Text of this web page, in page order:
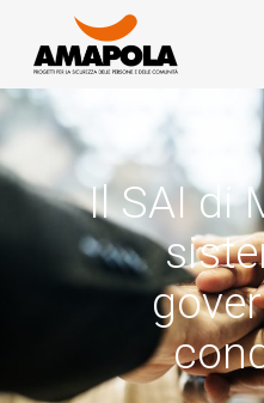
main
content
Il SAI di